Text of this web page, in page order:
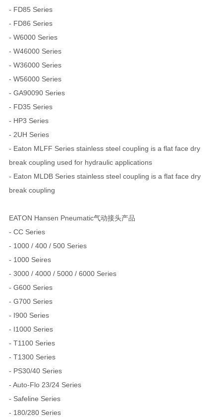
- FD85 Series
- FD86 Series
- W6000 Series
- W46000 Series
- W36000 Series
- W56000 Series
- GA90090 Series
- FD35 Series
- HP3 Series
- 2UH Series
- Eaton MLFF Series stainless steel coupling is a flat face dry
break coupling used for hydraulic applications
- Eaton MLDB Series stainless steel coupling is a flat face dry
break coupling
EATON Hansen Pneumatic气动接头产品
- CC Series
- 1000 / 400 / 500 Series
- 1000 Seires
- 3000 / 4000 / 5000 / 6000 Series
- G600 Series
- G700 Series
- I900 Series
- I1000 Series
- T1100 Series
- T1300 Series
- PS30/40 Series
- Auto-Flo 23/24 Series
- Safeline Series
- 180/280 Series